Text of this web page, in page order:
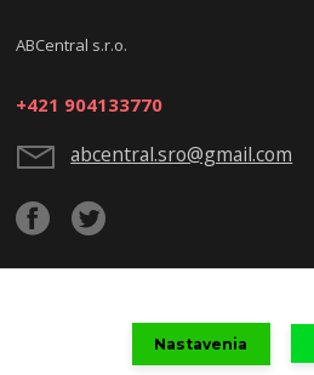
ABCentral s.r.o.
+421 904133770
abcentral.sro@gmail.com
Upravit sběr
Nastavenia